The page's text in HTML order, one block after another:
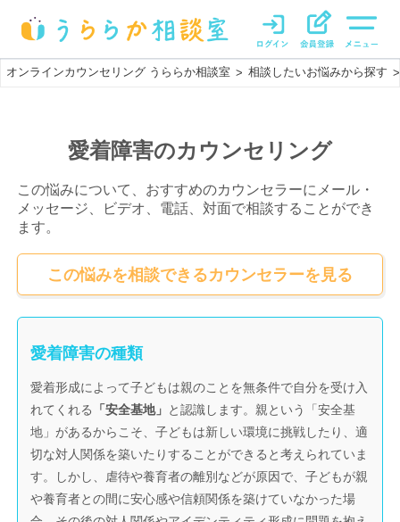
オンラインカウンセリング うららか相談室 > 相談したいお悩みから探す >
愛着障害のカウンセリング
この悩みについて、おすすめのカウンセラーにメール・
メッセージ、ビデオ、電話、対面で相談することができ
ます。
この悩みを相談できるカウンセラーを見る
愛着障害の種類
愛着形成によって子どもは親のことを無条件で自分を受け入
れてくれる
「安全基地」 と認識します。親という「安全基
地」があるからこそ、子どもは新しい環境に挑戦したり、適
切な対人関係を築いたりすることができると考えられていま
す。しかし、虐待や養育者の離別などが原因で、子どもが親
や養育者との間に安心感や信頼関係を築けていなかった場